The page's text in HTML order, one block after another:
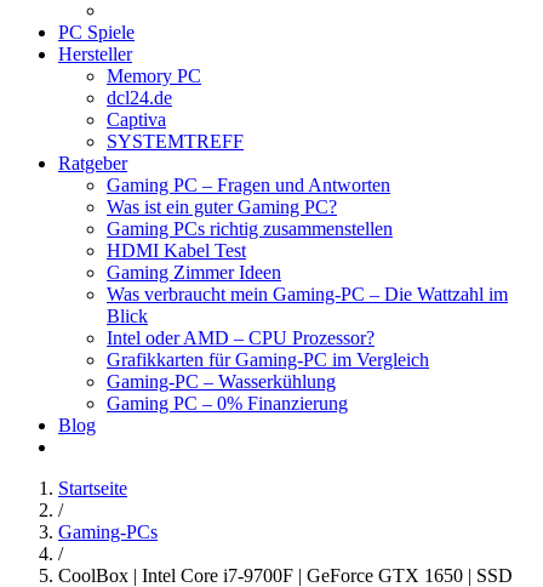
PC Spiele
Hersteller
Memory PC
dcl24.de
Captiva
SYSTEMTREFF
Ratgeber
Gaming PC – Fragen und Antworten
Was ist ein guter Gaming PC?
Gaming PCs richtig zusammenstellen
HDMI Kabel Test
Gaming Zimmer Ideen
Was verbraucht mein Gaming-PC – Die Wattzahl im
Blick
Intel oder AMD – CPU Prozessor?
Grafikkarten für Gaming-PC im Vergleich
Gaming-PC – Wasserkühlung
Gaming PC – 0% Finanzierung
Blog
Startseite
/
Gaming-PCs
/
CoolBox | Intel Core i7-9700F | GeForce GTX 1650 | SSD